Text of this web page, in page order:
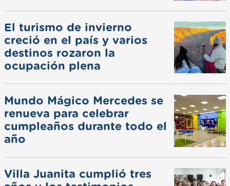
El turismo de invierno
creció en el país y varios
destinos rozaron la
ocupación plena
Mundo Mágico Mercedes se
renueva para celebrar
cumpleaños durante todo el
año
Villa Juanita cumplió tres